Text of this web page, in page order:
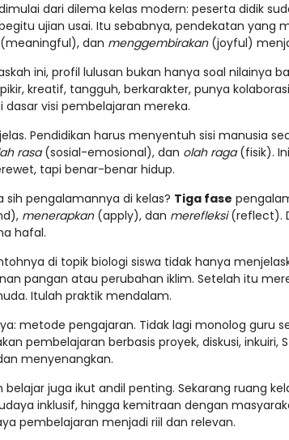
dari dilema kelas modern: peserta didik
ujian usai. Itu sebabnya, pendekatan yang
dan menggembirakan(joyful)
ini, profil lulusan bukan hanya soal nilainya
kreatif, tangguh, berkarakter, punya
dasar visi pembelajaran mereka.
Pendidikan harus menyentuh sisi manusia
rasa(sosial-emosional), dan olah raga(fisik).
tapi benar-benar hidup.
sih pengalamannya di kelas? Tiga fase
menerapkan(apply), dan merefleksi(reflect).
hafal.
di topik biologi siswa tidak hanya
pangan atau perubahan iklim. Setelah itu
Itulah praktik mendalam.
metode pengajaran. Tidak lagi monolog guru
pembelajaran berbasis proyek, diskusi, inkuiri,
menyenangkan.
belajar juga ikut andil penting. Sekarang ruang
inklusif, hingga kemitraan dengan
pembelajaran menjadi riil dan relevan.